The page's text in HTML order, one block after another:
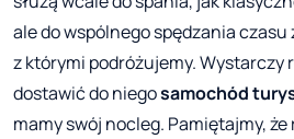
ale do wspólnego spędzania czasu
z którymi podróżujemy. Wystarczy
dostawić do niegosamochód
mamy swój nocleg. Pamiętajmy,